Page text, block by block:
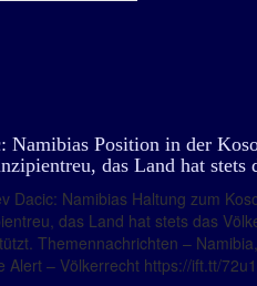
Namibias Position in der
das Land hat stets
Dacic: Namibias Haltung zum
das Land hat stets das
Themennachrichten –
Alert – Völkerrecht https://ift.tt/